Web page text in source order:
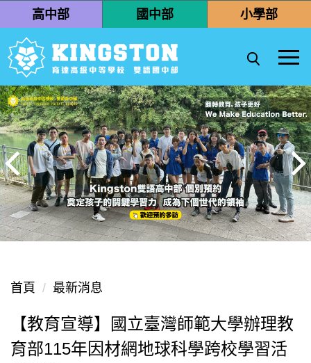
到
主
要
內
容
區
高中部 國中部 小學部
首頁 最新消息
【教育宣導】國立臺灣師範大學辦理教
育部115年因材網地球科學跨校學習活